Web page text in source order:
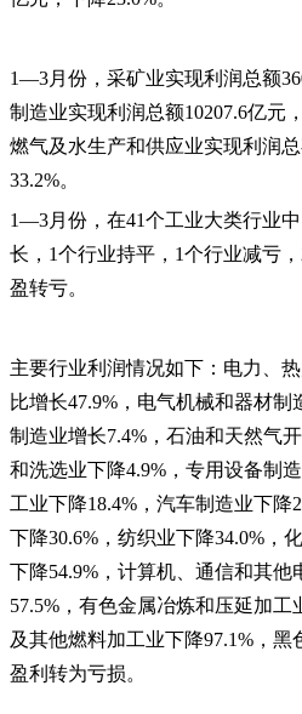
1—3月份，采矿业实现利润总额
制造业实现利润总额10207.6亿元
燃气及水生产和供应业实现利润
33.2%。
1—3月份，在41个工业大类行业
长，1个行业持平，1个行业减亏
盈转亏。
主要行业利润情况如下：电力、
比增长47.9%，电气机械和器材制
制造业增长7.4%，石油和天然气
和洗选业下降4.9%，专用设备制
工业下降18.4%，汽车制造业下降
下降30.6%，纺织业下降34.0%，
下降54.9%，计算机、通信和其他
57.5%，有色金属冶炼和压延加工
及其他燃料加工业下降97.1%，
盈利转为亏损。